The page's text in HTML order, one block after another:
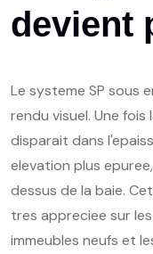
devient
Le systeme SP sous
rendu visuel. Une
disparait dans
elevation plus
dessus de la baie.
tres appreciee sur
immeubles neufs et